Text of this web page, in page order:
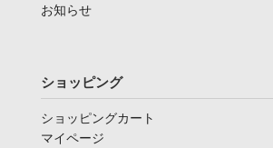
お知らせ
ショッピング
ショッピングカート
マイページ